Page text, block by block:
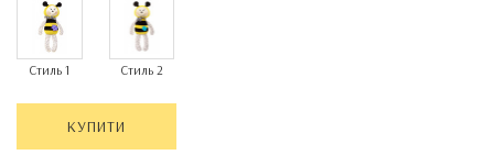
Стиль 1 Стиль 2
КУПИТИ